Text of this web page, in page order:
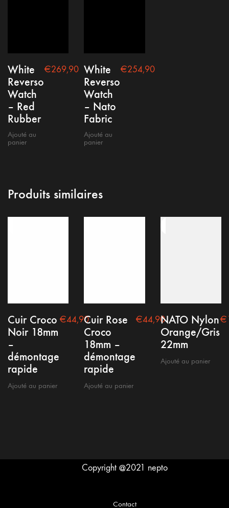
White
Reverso
Watch
– Red
Rubber
Ajouté au
panier
€269,90 White
Reverso
Watch
– Nato
Fabric
Ajouté au
panier
€254,90
Produits similaires
Cuir Croco
Noir 18mm
–
démontage
rapide
Ajouté au panier
€44,90Cuir Rose
Croco
18mm –
démontage
rapide
Ajouté au panier
€44,90NATO Nylon
Orange/Gris
22mm
Ajouté au panier
€
Conditions générales
Mention Légale
Politique de confidentialité
Copyright @2021 nepto
Contact
English(Anglais) Français